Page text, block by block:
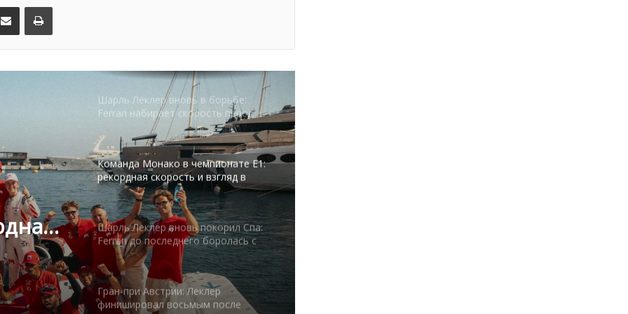
Поделиться по электронной почте Распечатать
Ferrari набирает скорость перед
Команда Монако в чемпионате E1:
рекордная скорость и взгляд в
Шарль Леклер вновь покорил Спа:
Ferrari до последнего боролась с
Mercedes
Гран-при Австрии: Леклер
финишировал восьмым после
блестящей квалификации
Herculis Monaco 2026 усиливает
состав: ещё двенадцать чемпионов